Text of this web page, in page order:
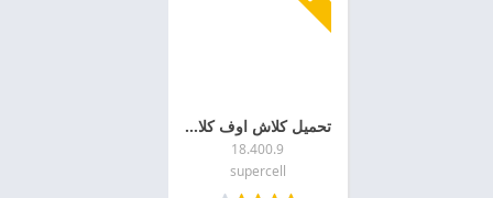
تحميل كلاش اوف كلانس 2027 Clash of Clans APK اخر اصدار مجانا
18.400.9
supercell